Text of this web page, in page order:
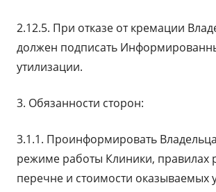
2.12.5. При отказе от кремации
должен подписать
утилизации.
3. Обязанности сторон:
3.1.1. Проинформировать
режиме работы Клиники, правилах
перечне и стоимости оказываемых